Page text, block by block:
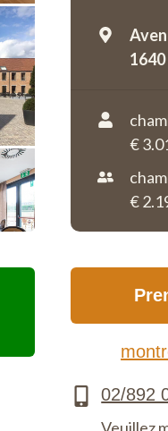
€
€